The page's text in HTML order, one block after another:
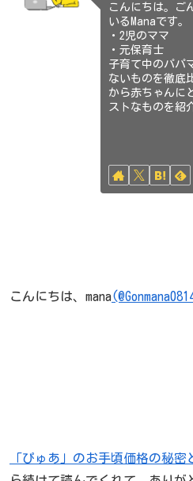
こんにちは。ご
いるManaです。
・2児のママ
・元保育士
子育て中のパパ
ないものを徹底
から赤ちゃんに
ストなものを紹
こんにちは、mana
「ぴゅあ」のお手頃価格の秘